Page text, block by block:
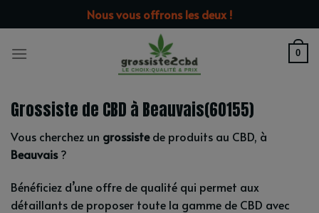
au
Nous vous offrons les deux !
0
Grossiste de CBD à Beauvais(60155)
Vous cherchez un grossistede produits au CBD, à
Beauvais?
Bénéficiez d’une offre de qualité qui permet aux
détaillants de proposer toute la gamme de CBD avec